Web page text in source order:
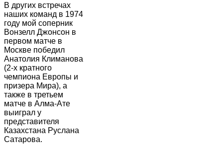
В других встречах
наших команд в 1974
году мой соперник
Вонзелл Джонсон в
первом матче в
Москве победил
Анатолия Климанова
(2-х кратного
чемпиона Европы и
призера Мира), а
также в третьем
матче в Алма-Ате
выиграл у
представителя
Казахстана Руслана
Сатарова.